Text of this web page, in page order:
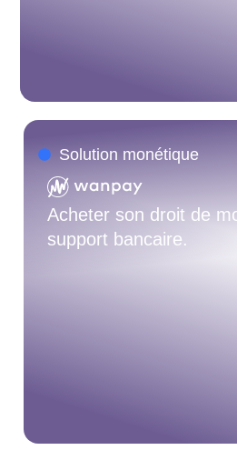
Solution monétique
Acheter son droit de
support bancaire.